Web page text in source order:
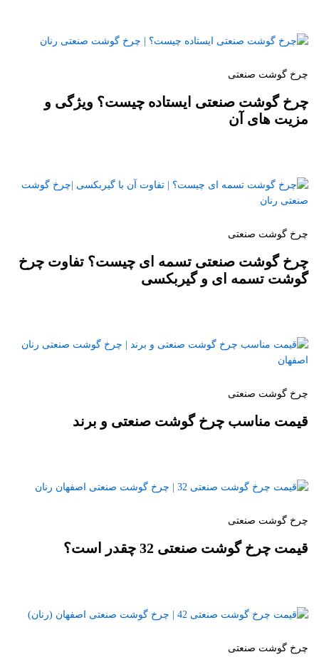
چرخ گوشت صنعتی
چرخ گوشت صنعتی ایستاده چیست؟ ویژگی و
مزیت های آن
چرخ گوشت صنعتی
چرخ گوشت صنعتی تسمه ای چیست؟ تفاوت چرخ
گوشت تسمه ای و گیربکسی
چرخ گوشت صنعتی
قیمت مناسب چرخ گوشت صنعتی و برند
چرخ گوشت صنعتی
قیمت چرخ گوشت صنعتی 32 چقدر است؟
چرخ گوشت صنعتی